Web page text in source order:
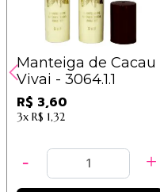
Manteiga de Cacau
Vivai - 3064.1.1
R$ 3,60
3x R$ 1,32